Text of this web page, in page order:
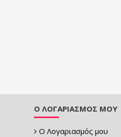
Ο ΛΟΓΑΡΙΑΣΜΌΣ ΜΟΥ
Ο Λογαριασμός μου